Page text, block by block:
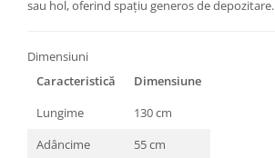
sau hol, oferind spațiu generos de depozitare.
Dimensiuni
Caracteristică
Dimensiune
Lungime
130 cm
Adâncime
55 cm